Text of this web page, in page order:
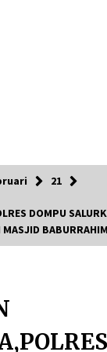
Kekinian
ago
Jargon Jabatan
Bagi Petani Desa
ago
21
DOMPU
BABURRAHIM